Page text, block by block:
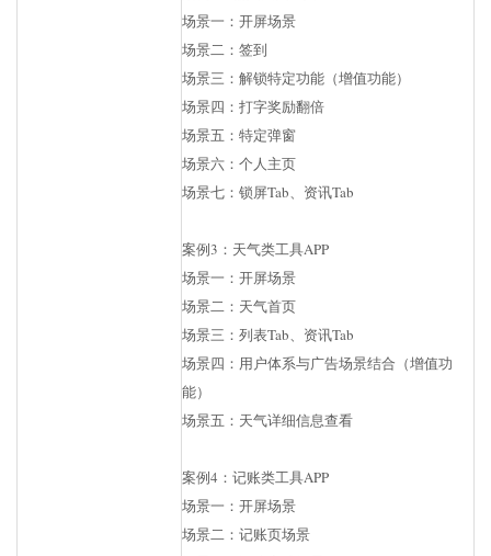
场景一：开屏场景
场景二：签到
场景三：解锁特定功能（增值功能）
场景四：打字奖励翻倍
场景五：特定弹窗
场景六：个人主页
场景七：锁屏Tab、资讯Tab
案例3：天气类工具APP
场景一：开屏场景
场景二：天气首页
场景三：列表Tab、资讯Tab
场景四：用户体系与广告场景结合（增值功
能）
场景五：天气详细信息查看
案例4：记账类工具APP
场景一：开屏场景
场景二：记账页场景